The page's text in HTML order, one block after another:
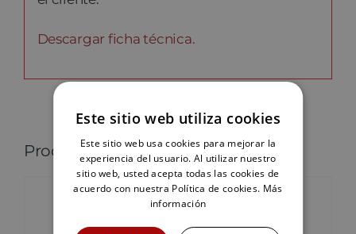
Descargar ficha técnica.
Productos relacionados
Este sitio web utiliza cookies
Este sitio web usa cookies para mejorar la
experiencia del usuario. Al utilizar nuestro
sitio web, usted acepta todas las cookies de
acuerdo con nuestra Política de cookies. Más
información